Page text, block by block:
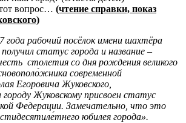
вопрос… (чтение справки, показ
года рабочий посёлок имени шахтёра
статус города и название –
столетия со дня рождения великого
современной
Егоровича Жуковского,
городу Жуковскому присвоен статус
Федерации. Замечательно, что это
юбилея города».